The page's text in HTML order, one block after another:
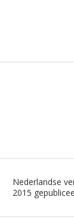
Nederlandse
2015